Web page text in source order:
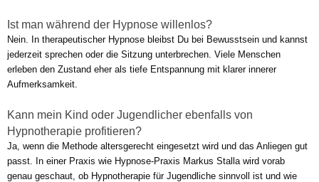
Ist man während der Hypnose willenlos?
Nein. In therapeutischer Hypnose bleibst Du bei Bewusstsein und kannst
jederzeit sprechen oder die Sitzung unterbrechen. Viele Menschen
erleben den Zustand eher als tiefe Entspannung mit klarer innerer
Aufmerksamkeit.
Kann mein Kind oder Jugendlicher ebenfalls von
Hypnotherapie profitieren?
Ja, wenn die Methode altersgerecht eingesetzt wird und das Anliegen gut
passt. In einer Praxis wie Hypnose-Praxis Markus Stalla wird vorab
genau geschaut, ob Hypnotherapie für Jugendliche sinnvoll ist und wie